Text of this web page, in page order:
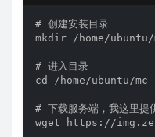
# 创建安装目录
mkdir /home/ubuntu/
# 进入目录
cd /home/ubuntu/mc
# 下载服务端，我这里提
wget https://